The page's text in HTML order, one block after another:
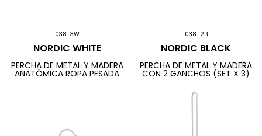
038-3W
NORDIC WHITE
PERCHA DE METAL Y MADERA
ANATÓMICA ROPA PESADA
038-2B
NORDIC BLACK
PERCHA DE METAL Y MADERA
CON 2 GANCHOS (SET X 3)